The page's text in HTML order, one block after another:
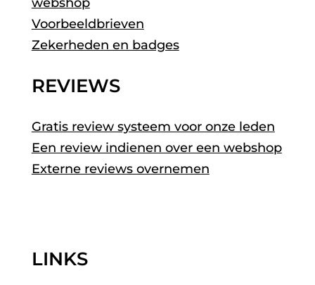
Voorbeeldbrieven
Zekerheden en badges
REVIEWS
Gratis review systeem voor onze leden
Een review indienen over een webshop
Externe reviews overnemen
LINKS